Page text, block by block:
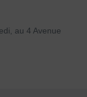
au 4 Avenue